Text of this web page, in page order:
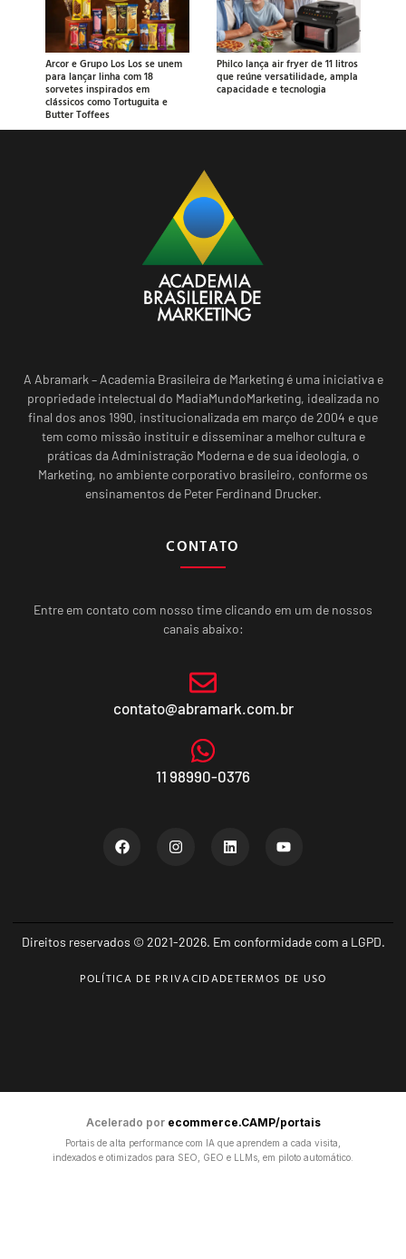
Arcor e Grupo Los Los se unem
para lançar linha com 18
sorvetes inspirados em
clássicos como Tortuguita e
Butter Toffees
Philco lança air fryer de 11 litros
que reúne versatilidade, ampla
capacidade e tecnologia
A Abramark – Academia Brasileira de Marketing é uma iniciativa e
propriedade intelectual do MadiaMundoMarketing, idealizada no
final dos anos 1990, institucionalizada em março de 2004 e que
tem como missão instituir e disseminar a melhor cultura e
práticas da Administração Moderna e de sua ideologia, o
Marketing, no ambiente corporativo brasileiro, conforme os
ensinamentos de Peter Ferdinand Drucker.
CONTATO
Entre em contato com nosso time clicando em um de nossos
canais abaixo:
contato@abramark.com.br
11 98990-0376
Direitos reservados © 2021-2026. Em conformidade com a LGPD.
POLÍTICA DE PRIVACIDADETERMOS DE USO
Acelerado por ecommerce.CAMP/portais
Portais de alta performance com IA que aprendem a cada visita,
indexados e otimizados para SEO, GEO e LLMs, em piloto automático.